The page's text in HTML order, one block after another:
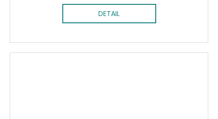
DETAIL